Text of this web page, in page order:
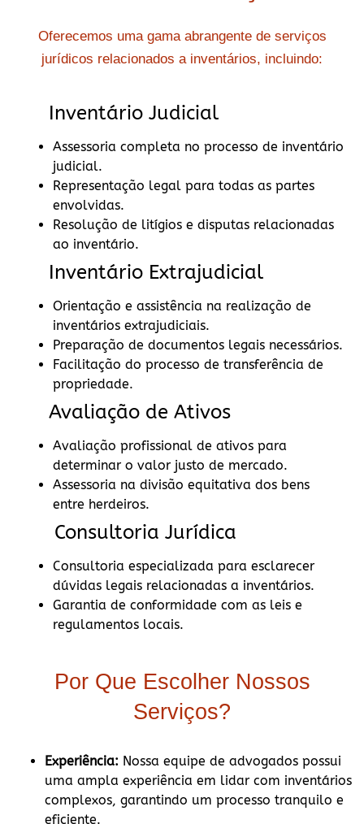
Oferecemos uma gama abrangente de serviços
jurídicos relacionados a inventários, incluindo:
Inventário Judicial
Assessoria completa no processo de inventário
judicial.
Representação legal para todas as partes
envolvidas.
Resolução de litígios e disputas relacionadas
ao inventário.
Inventário Extrajudicial
Orientação e assistência na realização de
inventários extrajudiciais.
Preparação de documentos legais necessários.
Facilitação do processo de transferência de
propriedade.
Avaliação de Ativos
Avaliação profissional de ativos para
determinar o valor justo de mercado.
Assessoria na divisão equitativa dos bens
entre herdeiros.
Consultoria Jurídica
Consultoria especializada para esclarecer
dúvidas legais relacionadas a inventários.
Garantia de conformidade com as leis e
regulamentos locais.
Por Que Escolher Nossos
Serviços?
Experiência: Nossa equipe de advogados possui
uma ampla experiência em lidar com inventários
complexos, garantindo um processo tranquilo e
eficiente.